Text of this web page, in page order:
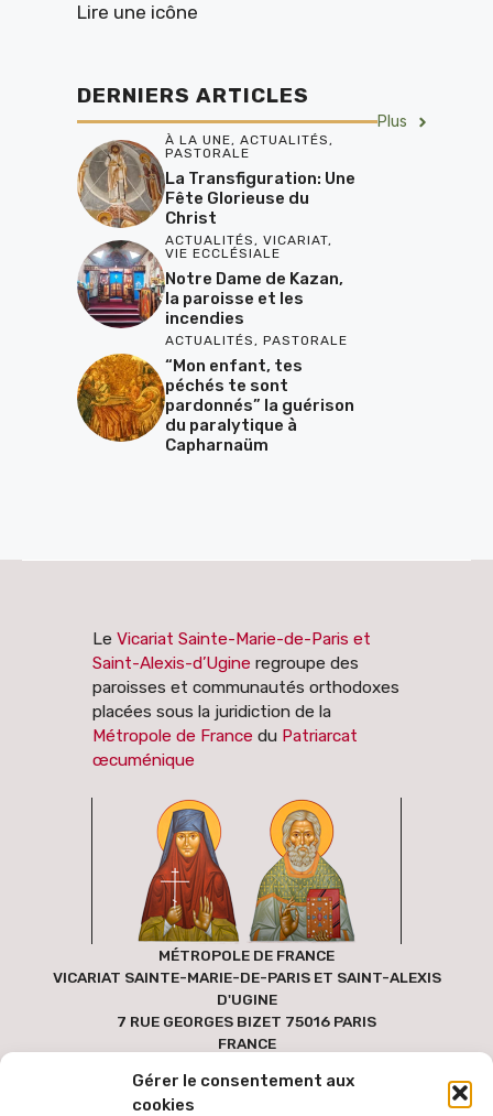
Gérer le consentement aux
cookies
Lire une icône
DERNIERS ARTICLES
Plus
À LA UNE, ACTUALITÉS,
PASTORALE
La Transfiguration: Une
Fête Glorieuse du
Christ
ACTUALITÉS, VICARIAT,
VIE ECCLÉSIALE
Notre Dame de Kazan,
la paroisse et les
incendies
ACTUALITÉS, PASTORALE
“Mon enfant, tes
péchés te sont
pardonnés” la guérison
du paralytique à
Capharnaüm
Le Vicariat Sainte-Marie-de-Paris et
Saint-Alexis-d’Ugine regroupe des
paroisses et communautés orthodoxes
placées sous la juridiction de la
Métropole de France du Patriarcat
œcuménique
MÉTROPOLE DE FRANCE
VICARIAT SAINTE-MARIE-DE-PARIS ET SAINT-ALEXIS
D'UGINE
7 RUE GEORGES BIZET 75016 PARIS
FRANCE